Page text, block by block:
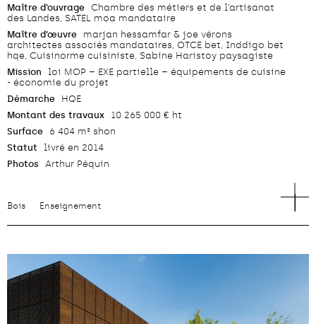
Maître d’ouvrage Chambre des métiers et de l’artisanat
des Landes, SATEL moa mandataire
Maître d’œuvre
marjan hessamfar & joe vérons
architectes associés mandataires, OTCE bet, Inddigo bet
hqe, Cuisinorme cuisiniste, Sabine Haristoy paysagiste
Mission
loi MOP – EXE partielle – équipements de cuisine
- économie du projet
Démarche
HQE
Montant des travaux
10 265 000 € ht
Surface
6 404 m² shon
Statut
livré en 2014
Photos
Arthur Péquin
Bois Enseignement